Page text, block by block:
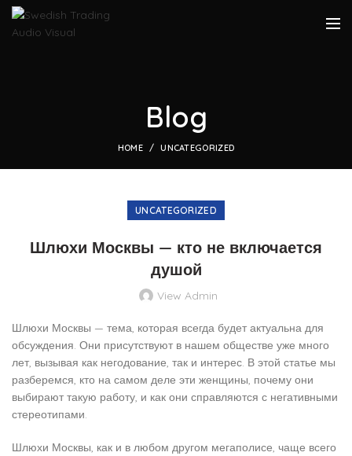
Blog
HOME UNCATEGORIZED
UNCATEGORIZED
Шлюхи Москвы — кто не включается
душой
View Admin
Шлюхи Москвы — тема, которая всегда будет актуальна для
обсуждения. Они присутствуют в нашем обществе уже много
лет, вызывая как негодование, так и интерес. В этой статье мы
разберемся, кто на самом деле эти женщины, почему они
выбирают такую работу, и как они справляются с негативными
стереотипами.
Шлюхи Москвы, как и в любом другом мегаполисе, чаще всего